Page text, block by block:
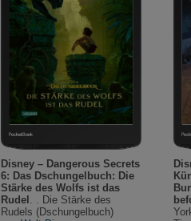
Disney – Dangerous Secrets
6: Das Dschungelbuch: Die
Stärke des Wolfs ist das
Rudel . . Die Stärke des
Rudels (Dschungelbuch)